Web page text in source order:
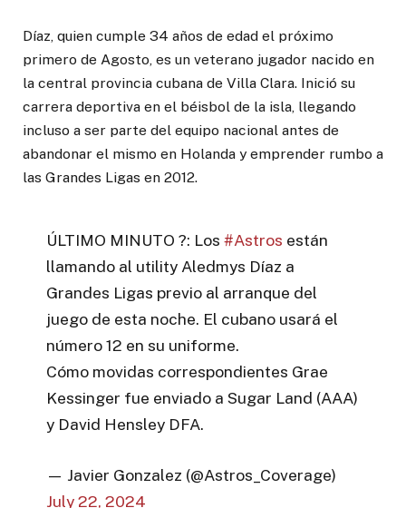
Díaz, quien cumple 34 años de edad el próximo
primero de Agosto, es un veterano jugador nacido en
la central provincia cubana de Villa Clara. Inició su
carrera deportiva en el béisbol de la isla, llegando
incluso a ser parte del equipo nacional antes de
abandonar el mismo en Holanda y emprender rumbo a
las Grandes Ligas en 2012.
ÚLTIMO MINUTO ?: Los#Astros están
llamando al utility Aledmys Díaz a
Grandes Ligas previo al arranque del
juego de esta noche. El cubano usará el
número 12 en su uniforme.
Cómo movidas correspondientes Grae
Kessinger fue enviado a Sugar Land (AAA)
y David Hensley DFA.
— Javier Gonzalez (@Astros_Coverage)
July 22, 2024